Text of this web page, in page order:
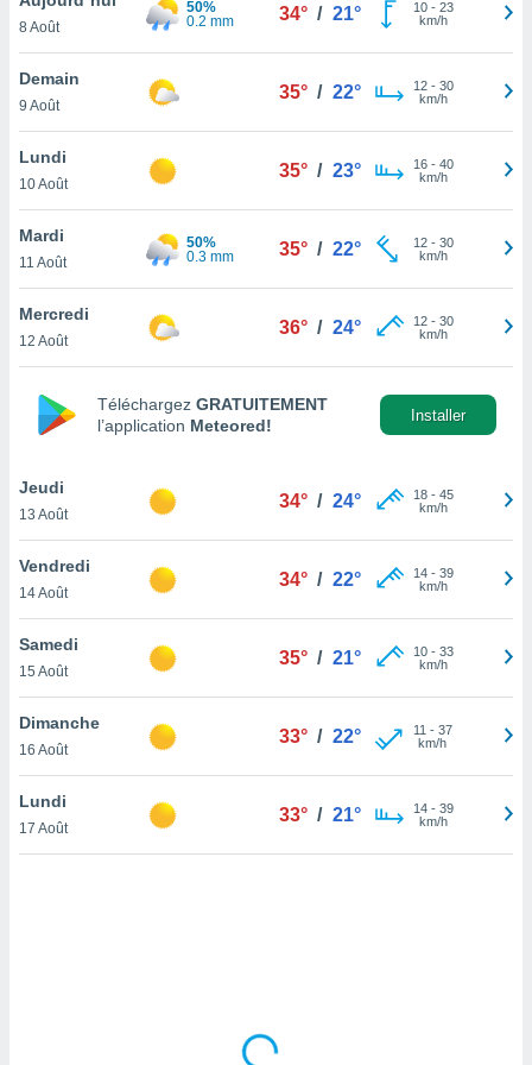
et
»,
au
vous
qu'ils
ou
le
ainsi
un
la
du
votre
à
en
le
8 Août
50%
0.2 mm
34° / 21° 10- 23
km/h
Demain
9 Août
35° / 22° 12- 30
km/h
Lundi
10 Août
35° / 23° 16- 40
km/h
Mardi
11 Août
50%
0.3 mm
35° / 22° 12- 30
km/h
Mercredi
12 Août
36° / 24° 12- 30
km/h
Téléchargez GRATUITEMENT
l’application Meteored!
Installer
Jeudi
13 Août
34° / 24° 18- 45
km/h
Vendredi
14 Août
34° / 22° 14- 39
km/h
Samedi
15 Août
35° / 21° 10- 33
km/h
Dimanche
16 Août
33° / 22° 11 - 37
km/h
Lundi
17 Août
33° / 21° 14- 39
km/h